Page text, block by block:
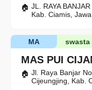
JL. RAYA
Kab. Ciamis,
MAS PUI
swasta
MA
Jl. Raya Banjar
Cijeungjing, Kab.